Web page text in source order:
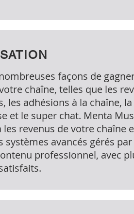
façons de
chaîne, telles que les
les adhésions à la chaîne, la
et le super chat. Menta
revenus de votre chaîne
systèmes avancés gérés
professionnel, avec